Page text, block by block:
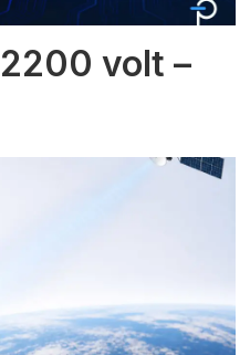
volt –